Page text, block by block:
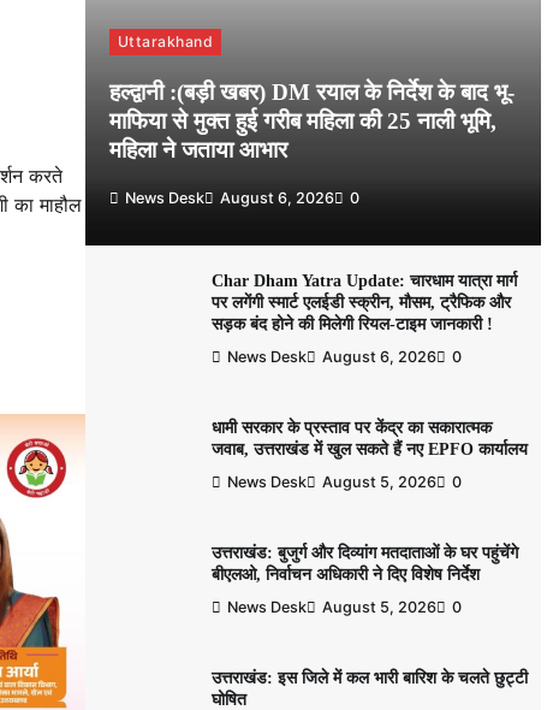
करते
का माहौल
Uttarakhand
हल्द्वानी :(बड़ी खबर) DM रयाल के निर्देश के बाद भू-
माफिया से मुक्त हुई गरीब महिला की 25 नाली भूमि,
महिला ने जताया आभार
News Desk August 6, 2026 0
Char Dham Yatra Update: चारधाम यात्रा मार्ग
पर लगेंगी स्मार्ट एलईडी स्क्रीन, मौसम, ट्रैफिक और
सड़क बंद होने की मिलेगी रियल-टाइम जानकारी !
News Desk August 6, 2026 0
धामी सरकार के प्रस्ताव पर केंद्र का सकारात्मक
जवाब, उत्तराखंड में खुल सकते हैं नए EPFO कार्यालय
News Desk August 5, 2026 0
उत्तराखंड: बुजुर्ग और दिव्यांग मतदाताओं के घर पहुंचेंगे
बीएलओ, निर्वाचन अधिकारी ने दिए विशेष निर्देश
News Desk August 5, 2026 0
उत्तराखंड: इस जिले में कल भारी बारिश के चलते छुट्टी
घोषित